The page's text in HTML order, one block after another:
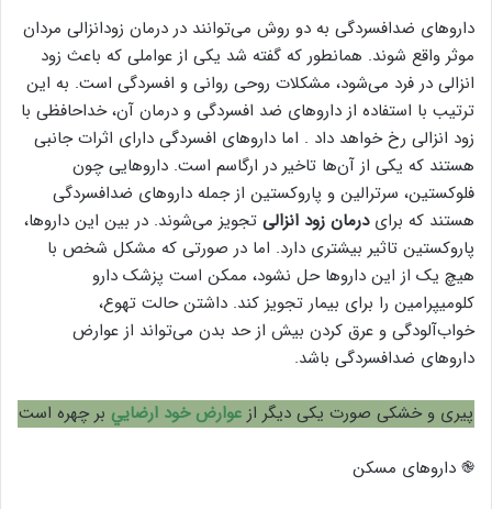
دارو‌های ضدافسردگی به دو روش می‌توانند در درمان زودانزالی مردان
موثر واقع شوند. همانطور که گفته شد یکی از عواملی که باعث زود
انزالی در فرد می‌شود، مشکلات روحی روانی و افسردگی است. به این
ترتیب با استفاده از دارو‌های ضد افسردگی و درمان آن، خداحافظی با
زود انزالی رخ خواهد داد . اما دارو‌های افسردگی دارای اثرات جانبی
هستند که یکی از آن‌ها تاخیر در ارگاسم است. دارو‌هایی چون
فلوکستین، سرترالین و پاروکستین از جمله دارو‌های ضدافسردگی
هستند که برایدرمان زود انزالی تجویز می‌شوند. در بین این دارو‌ها،
پاروکستین تاثیر بیشتری دارد. اما در صورتی که مشکل شخص با
هیچ یک از این دارو‌ها حل نشود، ممکن است پزشک دارو
کلومیپرامین را برای بیمار تجویز کند. داشتن حالت تهوع،
خواب‌آلودگی و عرق کردن بیش از حد بدن می‌تواند از عوارض
دارو‌های ضدافسردگی باشد.
پیری و خشکی صورت یکی دیگر از عوارض خود ارضايي بر چهره است
֎ داروهای مسکن